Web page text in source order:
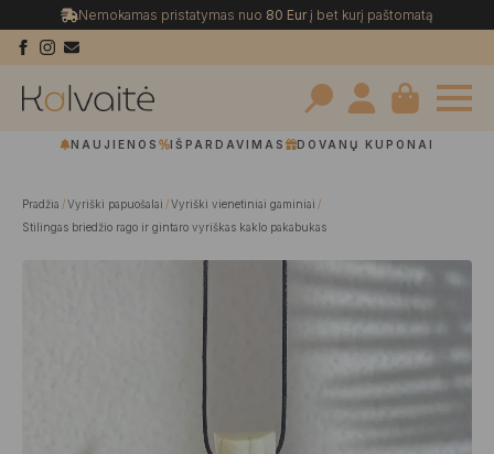
Nemokamas pristatymas nuo 80 Eurį bet kurį paštomatą
Search
NAUJIENOS IŠPARDAVIMAS DOVANŲ KUPONAI
Pradžia Vyriški papuošalai
Vyriški vienetiniai gaminiai
Stilingas briedžio rago ir gintaro vyriškas kaklo pakabukas